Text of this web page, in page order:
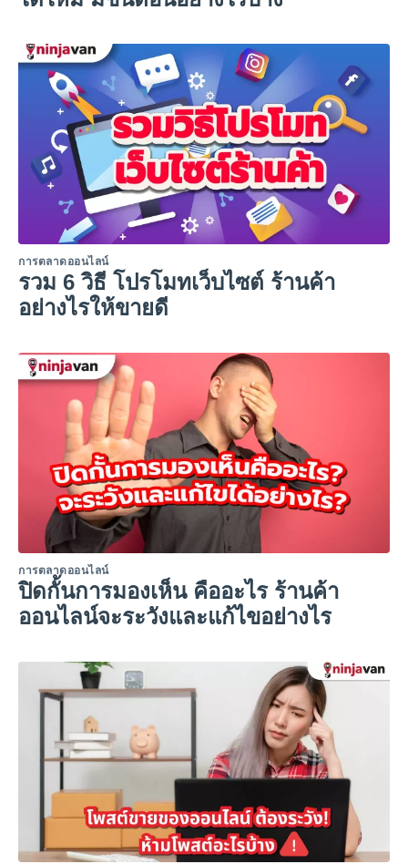
การตลาดออนไลน์
รวม 6 วิธี โปรโมทเว็บไซต์ ร้านค้า
อย่างไรให้ขายดี
การตลาดออนไลน์
ปิดกั้นการมองเห็น คืออะไร ร้านค้า
ออนไลน์จะระวังและแก้ไขอย่างไร